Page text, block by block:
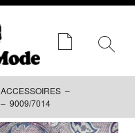
ACCESSOIRES –
– 9009/7014